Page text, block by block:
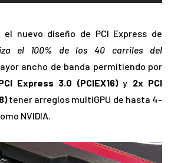
nuevo diseño de PCI Express de
el 100% de los 40 carriles del
ancho de banda permitiendo por
Express 3.0 (PCIEX16)y 2x PCI
tener arreglos multiGPU de hasta 4-
NVIDIA.